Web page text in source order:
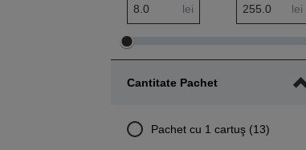
lei lei
Ajustare
minim
Ajustare
maxim
Cantitate Pachet
Pachet cu 1 cartuş (13)